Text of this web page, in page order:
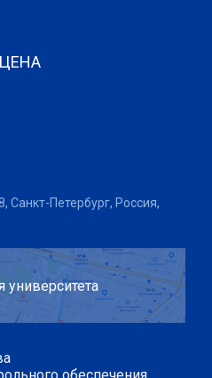
Санкт-Петербург, Россия,
университета